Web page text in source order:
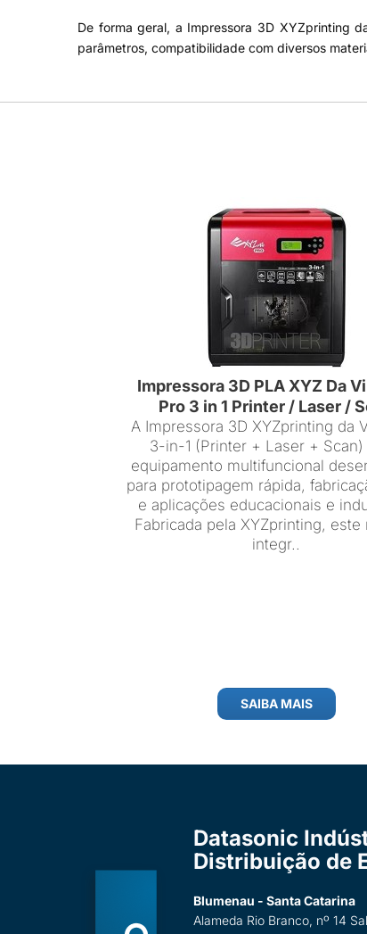
De forma geral, a Impressora 3D XYZprinting
parâmetros, compatibilidade com diversos
Impressora 3D PLA XYZ Da
Pro 3 in 1 Printer / Laser /
A Impressora 3D XYZprinting da
3-in-1 (Printer + Laser + Scan)
equipamento multifuncional
para prototipagem rápida,
e aplicações educacionais e
Fabricada pela XYZprinting, este
integr..
SAIBA MAIS
Datasonic
Distribuição de
Blumenau - Santa Catarina
Alameda Rio Branco, nº 14